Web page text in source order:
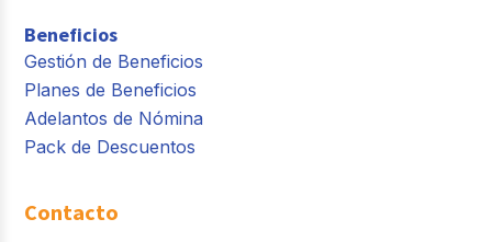
Beneficios
Gestión de Beneficios
Planes de Beneficios
Adelantos de Nómina
Pack de Descuentos
Contacto